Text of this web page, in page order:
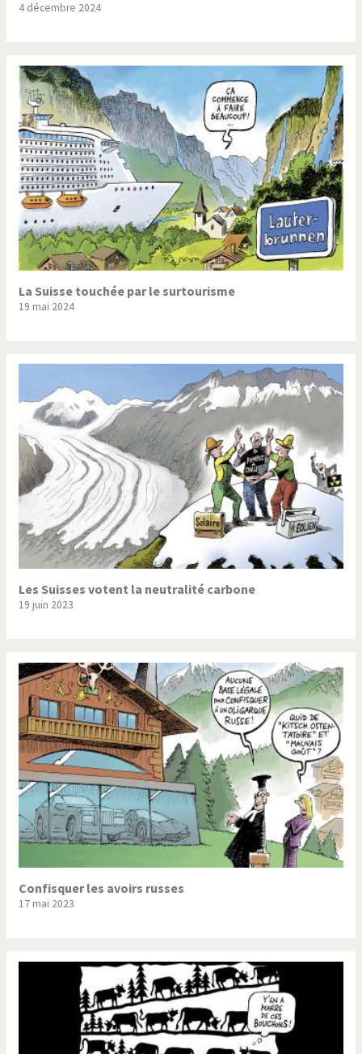
Vous avez dit "Islam"?
4 décembre 2024
La Suisse touchée par le surtourisme
19 mai 2024
Les Suisses votent la neutralité carbone
19 juin 2023
Confisquer les avoirs russes
17 mai 2023